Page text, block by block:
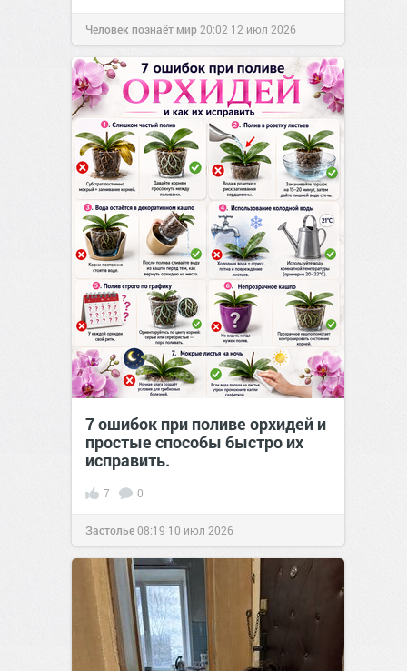
Человек познаёт мир 20:02 12 июл 2026
7 ошибок при поливе орхидей и
простые способы быстро их
исправить.
7 0
Застолье08:19 10 июл 2026